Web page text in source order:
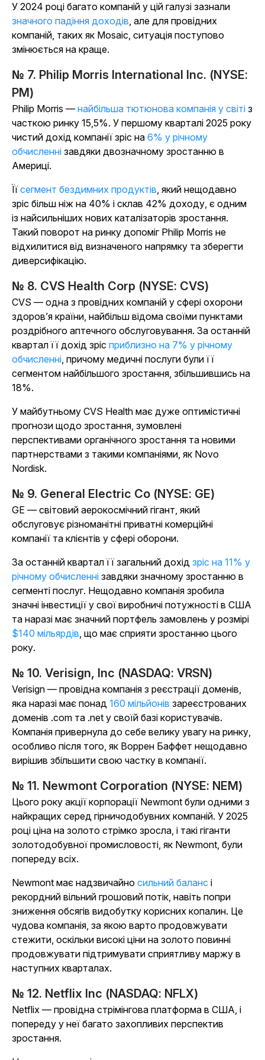
У 2024 році багато компаній у цій галузі зазнали
значного падіння доходів, але для провідних
компаній, таких як Mosaic, ситуація поступово
змінюється на краще.
№ 7. Philip Morris International Inc. (NYSE:
PM)
Philip Morris — найбільша тютюнова компанія у світі з
часткою ринку 15,5%. У першому кварталі 2025 року
чистий дохід компанії зріс на 6% у річному
обчисленні завдяки двозначному зростанню в
Америці.
Її сегмент бездимних продуктів, який нещодавно
зріс більш ніж на 40% і склав 42% доходу, є одним
із найсильніших нових каталізаторів зростання.
Такий поворот на ринку допоміг Philip Morris не
відхилитися від визначеного напрямку та зберегти
диверсифікацію.
№ 8. CVS Health Corp (NYSE: CVS)
CVS — одна з провідних компаній у сфері охорони
здоров’я країни, найбільш відома своїми пунктами
роздрібного аптечного обслуговування. За останній
квартал її дохід зріс приблизно на 7% у річному
обчисленні, причому медичні послуги були її
сегментом найбільшого зростання, збільшившись на
18%.
У майбутньому CVS Health має дуже оптимістичні
прогнози щодо зростання, зумовлені
перспективами органічного зростання та новими
партнерствами з такими компаніями, як Novo
Nordisk.
№ 9. General Electric Co (NYSE: GE)
GE — світовий аерокосмічний гігант, який
обслуговує різноманітні приватні комерційні
компанії та клієнтів у сфері оборони.
За останній квартал її загальний дохід зріс на 11% у
річному обчисленні завдяки значному зростанню в
сегменті послуг. Нещодавно компанія зробила
значні інвестиції у свої виробничі потужності в США
та наразі має значний портфель замовлень у розмірі
$140 мільярдів, що має сприяти зростанню цього
року.
№ 10. Verisign, Inc (NASDAQ: VRSN)
Verisign — провідна компанія з реєстрації доменів,
яка наразі має понад 160 мільйонів зареєстрованих
доменів .com та .net у своїй базі користувачів.
Компанія привернула до себе велику увагу на ринку,
особливо після того, як Воррен Баффет нещодавно
вирішив збільшити свою частку в компанії.
№ 11. Newmont Corporation (NYSE: NEM)
Цього року акції корпорації Newmont були одними з
найкращих серед гірничодобувних компаній. У 2025
році ціна на золото стрімко зросла, і такі гіганти
золотодобувної промисловості, як Newmont, були
попереду всіх.
Newmont має надзвичайно сильний баланс і
рекордний вільний грошовий потік, навіть попри
зниження обсягів видобутку корисних копалин. Це
чудова компанія, за якою варто продовжувати
стежити, оскільки високі ціни на золото повинні
продовжувати підтримувати сприятливу маржу в
наступних кварталах.
№ 12. Netflix Inc (NASDAQ: NFLX)
Netflix — провідна стрімінгова платформа в США, і
попереду у неї багато захопливих перспектив
зростання.